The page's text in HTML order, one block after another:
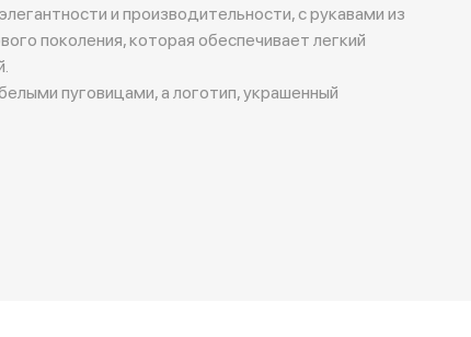
и производительности, с рукавами из
поколения, которая обеспечивает легкий
пуговицами, а логотип, украшенный